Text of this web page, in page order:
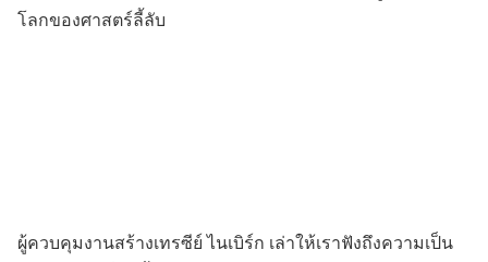
โลกของศาสตร์ลี้ลับ
ผู้ควบคุมงานสร้างเทรซีย์ ไนเบิร์ก เล่าให้เราฟังถึงความเป็น